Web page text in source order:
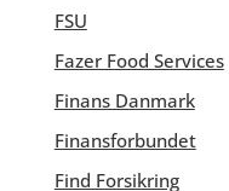
FSU
Fazer Food Services
Finans Danmark
Finansforbundet
Find Forsikring